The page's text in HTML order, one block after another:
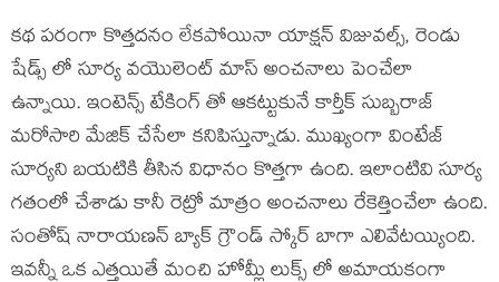
కథ పరంగా కొత్తదనం లేకపోయినా యాక్షన్ విజువల్స్, రెండు
షేడ్స్ లో సూర్య వయొలెంట్ మాస్ అంచనాలు పెంచేలా
ఉన్నాయి. ఇంటెన్స్ టేకింగ్ తో ఆకట్టుకునే కార్తీక్ సుబ్బరాజ్
మరోసారి మేజిక్ చేసేలా కనిపిస్తున్నాడు. ముఖ్యంగా వింటేజ్
సూర్యని బయటికి తీసిన విధానం కొత్తగా ఉంది. ఇలాంటివి సూర్య
గతంలో చేశాడు కానీ రెట్రో మాత్రం అంచనాలు రేకెత్తించేలా ఉంది.
సంతోష్ నారాయణన్ బ్యాక్ గ్రౌండ్ స్కోర్ బాగా ఎలివేటయ్యింది.
ఇవన్నీ ఒక ఎత్తయితే మంచి హోమ్లీ లుక్స్ లో అమాయకంగా